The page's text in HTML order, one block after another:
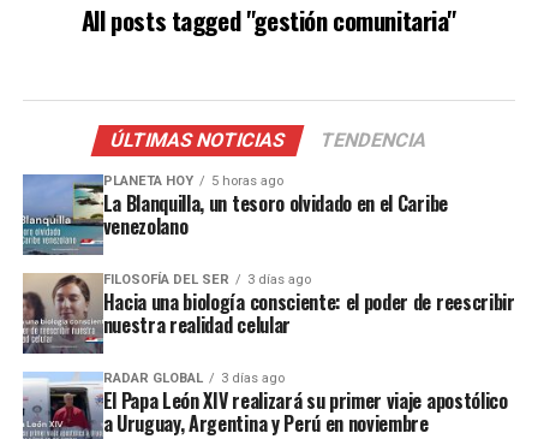
All posts tagged "gestión comunitaria"
ÚLTIMAS NOTICIAS TENDENCIA
PLANETA HOY 5 horas ago
La Blanquilla, un tesoro olvidado en el Caribe
venezolano
FILOSOFÍA DEL SER 3 días ago
Hacia una biología consciente: el poder de reescribir
nuestra realidad celular
RADAR GLOBAL 3 días ago
El Papa León XIV realizará su primer viaje apostólico
a Uruguay, Argentina y Perú en noviembre